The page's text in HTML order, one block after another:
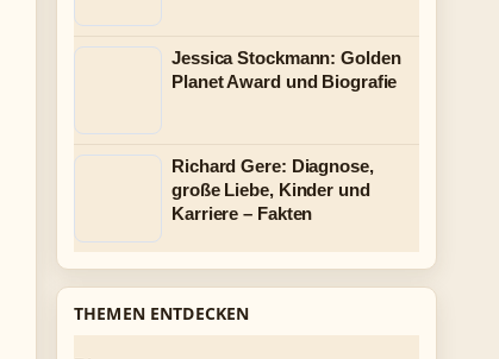
Jessica Stockmann: Golden
Planet Award und Biografie
Richard Gere: Diagnose,
große Liebe, Kinder und
Karriere – Fakten
THEMEN ENTDECKEN